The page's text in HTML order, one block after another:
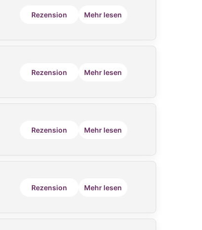
Rezension Mehr lesen
Rezension Mehr lesen
Rezension Mehr lesen
Rezension Mehr lesen